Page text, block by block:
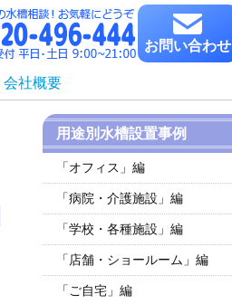
お問い合わせ
会社概要
用途別水槽設置事例
「オフィス」編
「病院・介護施設」編
「学校・各種施設」編
「店舗・ショールーム」編
「ご自宅」編